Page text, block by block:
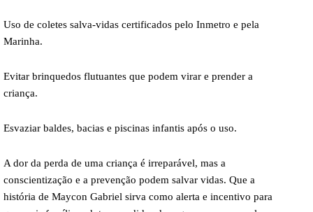
Uso de coletes salva-vidas certificados pelo Inmetro e pela
Marinha.
Evitar brinquedos flutuantes que podem virar e prender a
criança.
Esvaziar baldes, bacias e piscinas infantis após o uso.
A dor da perda de uma criança é irreparável, mas a
conscientização e a prevenção podem salvar vidas. Que a
história de Maycon Gabriel sirva como alerta e incentivo para